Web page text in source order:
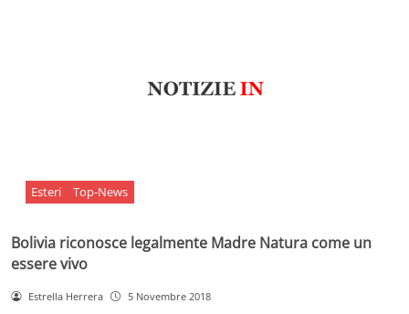
Esteri Top-News
Bolivia riconosce legalmente Madre Natura come un
essere vivo
Estrella Herrera 5 Novembre 2018